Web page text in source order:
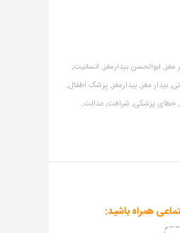
مغز, ابوالحسن بیدارمغز, انسانیت,
بیدار مغز,بیدارمغز,پزشک اطفال,
خطای پزشکی, شرافت,عدالت,
همراه باشید: